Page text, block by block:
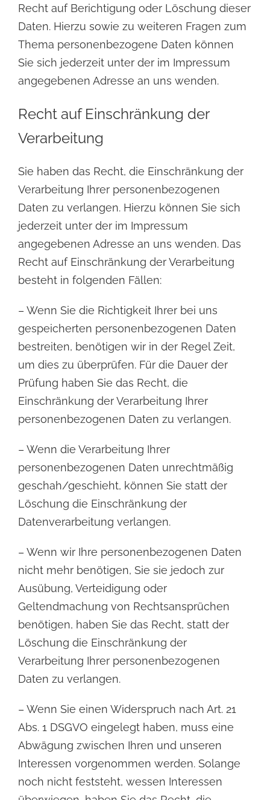
Recht auf Berichtigung oder Löschung dieser
Daten. Hierzu sowie zu weiteren Fragen zum
Thema personenbezogene Daten können
Sie sich jederzeit unter der im Impressum
angegebenen Adresse an uns wenden.
Recht auf Einschränkung der
Verarbeitung
Sie haben das Recht, die Einschränkung der
Verarbeitung Ihrer personenbezogenen
Daten zu verlangen. Hierzu können Sie sich
jederzeit unter der im Impressum
angegebenen Adresse an uns wenden. Das
Recht auf Einschränkung der Verarbeitung
besteht in folgenden Fällen:
– Wenn Sie die Richtigkeit Ihrer bei uns
gespeicherten personenbezogenen Daten
bestreiten, benötigen wir in der Regel Zeit,
um dies zu überprüfen. Für die Dauer der
Prüfung haben Sie das Recht, die
Einschränkung der Verarbeitung Ihrer
personenbezogenen Daten zu verlangen.
– Wenn die Verarbeitung Ihrer
personenbezogenen Daten unrechtmäßig
geschah/geschieht, können Sie statt der
Löschung die Einschränkung der
Datenverarbeitung verlangen.
– Wenn wir Ihre personenbezogenen Daten
nicht mehr benötigen, Sie sie jedoch zur
Ausübung, Verteidigung oder
Geltendmachung von Rechtsansprüchen
benötigen, haben Sie das Recht, statt der
Löschung die Einschränkung der
Verarbeitung Ihrer personenbezogenen
Daten zu verlangen.
– Wenn Sie einen Widerspruch nach Art. 21
Abs. 1 DSGVO eingelegt haben, muss eine
Abwägung zwischen Ihren und unseren
Interessen vorgenommen werden. Solange
noch nicht feststeht, wessen Interessen